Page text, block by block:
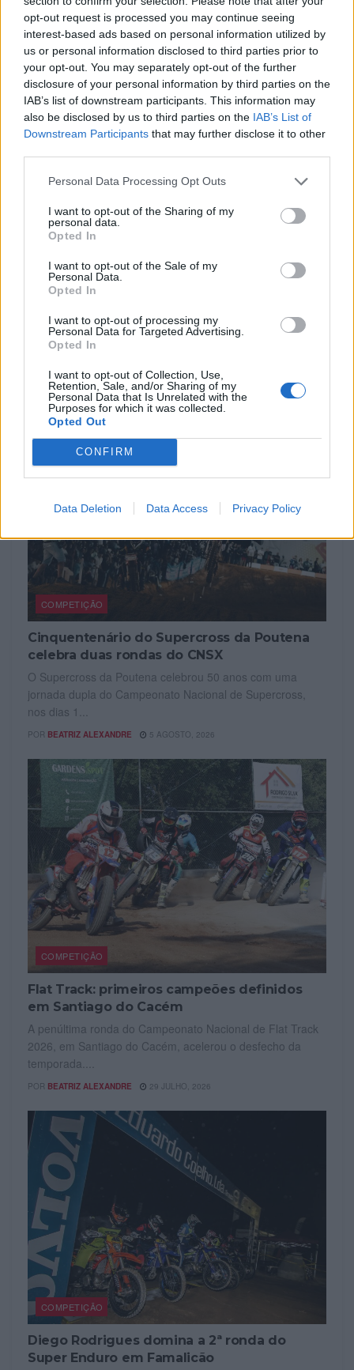
opt-out request is processed you may continue seeing
interest-based ads based on personal information utilized by
us or personal information disclosed to third parties prior to
your opt-out. You may separately opt-out of the further
disclosure of your personal information by third parties on the
IAB’s list of downstream participants. This information may
also be disclosed by us to third parties on the IAB’s List of
Downstream Participants that may further disclose it to other
Personal Data Processing Opt Outs
I want to opt-out of the Sharing of my
personal data.
Opted In
I want to opt-out of the Sale of my
Personal Data.
Opted In
I want to opt-out of processing my
Personal Data for Targeted Advertising.
Opted In
I want to opt-out of Collection, Use,
Retention, Sale, and/or Sharing of my
Personal Data that Is Unrelated with the
Purposes for which it was collected.
Opted Out
CONFIRM
Data Deletion Data Access Privacy Policy
O Honda Customs 2025 registou um aumento de
19% face ao ano anterior, consolidando-se como
uma das maiores mostras europeias de criatividade
2020, a competição já premiou oficinas e
concessionários de países como Suíça, Portugal,
Leia também:
Tags: destaque Honda Mia Revista Motos
RELACIONADOS
COMPETIÇÃO
Cinquentenário do Supercross da Poutena
celebra duas rondas do CNSX
O Supercross da Poutena celebrou 50 anos com uma
jornada dupla do Campeonato Nacional de Supercross,
nos dias 1...
POR BEATRIZ ALEXANDRE 5 AGOSTO, 2026
COMPETIÇÃO
Flat Track: primeiros campeões definidos
em Santiago do Cacém
A penúltima ronda do Campeonato Nacional de Flat Track
2026, em Santiago do Cacém, acelerou o desfecho da
temporada....
POR BEATRIZ ALEXANDRE 29 JULHO, 2026
COMPETIÇÃO
Diego Rodrigues domina a 2ª ronda do
Super Enduro em Famalicão